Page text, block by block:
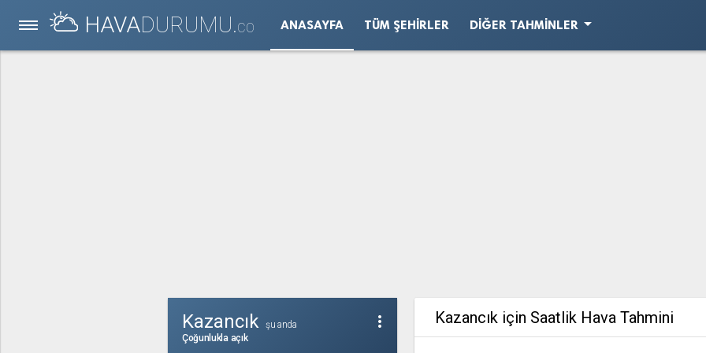
HAVADURUMU.CO ANASAYFA TÜM ŞEHIRLER DIĞER TAHMINLERarrow_drop_down
more_vert
Kazancık şu anda
Çoğunlukla açık
Kazancık için Saatlik Hava Tahmini